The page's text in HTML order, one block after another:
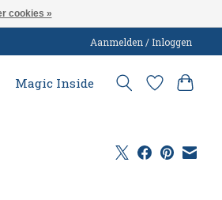
Aanmelden / Inloggen
Magic Inside
cookies »